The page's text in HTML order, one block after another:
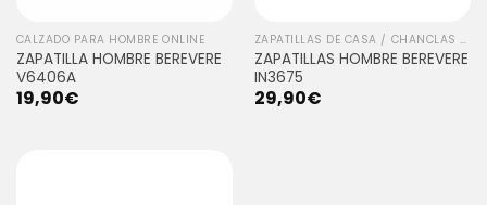
CALZADO PARA HOMBRE ONLINE
ZAPATILLA HOMBRE BEREVERE
V6406A
19,90€
ZAPATILLAS DE CASA / CHANCLAS / SANITARIO HOMBRE
ZAPATILLAS HOMBRE BEREVERE
IN3675
29,90€